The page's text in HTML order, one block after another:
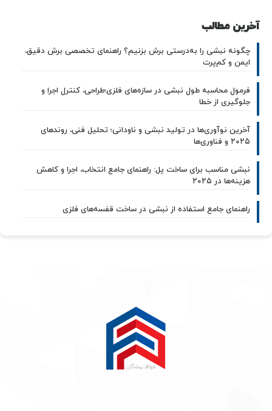
آخرین مطالب
چگونه نبشی را به‌درستی برش بزنیم؟ راهنمای تخصصی برش دقیق،
ایمن و کم‌پرت
فرمول محاسبه طول نبشی در سازه‌های فلزی؛طراحی، کنترل اجرا و
جلوگیری از خطا
آخرین نوآوری‌ها در تولید نبشی و ناودانی؛ تحلیل فنی، روندهای
۲۰۲۵ و فناوری‌ها
نبشی مناسب برای ساخت پل: راهنمای جامع انتخاب، اجرا و کاهش
هزینه‌ها در ۲۰۲۵
راهنمای جامع استفاده از نبشی در ساخت قفسه‌های فلزی